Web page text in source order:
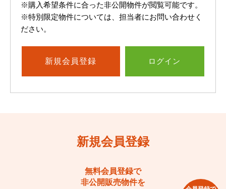
※購入希望条件に合った非公開物件が閲覧可能です。
※特別限定物件については、担当者にお問い合わせく
ださい。
新規会員登録 ログイン
新規会員登録
無料会員登録で
非公開販売物件を